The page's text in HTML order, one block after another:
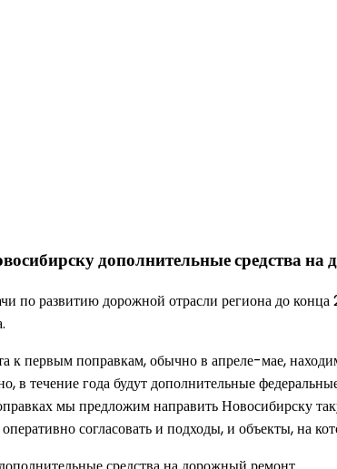
дополнительные средства
по развитию дорожной отрасли региона до
первым поправкам, обычно в апреле-мае,
в течение года будут дополнительные
мы предложим направить Новосибирску
согласовать и подходы, и объекты, на